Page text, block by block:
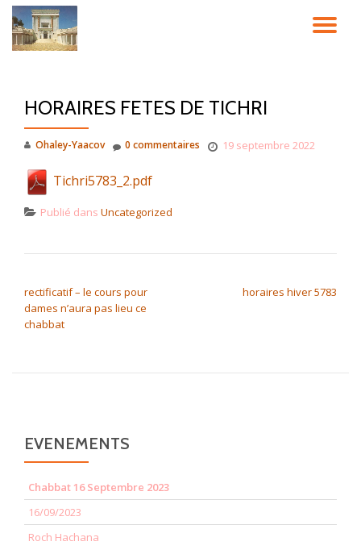
Aller
HORAIRES FETES DE TICHRI
Ohaley-Yaacov 19 septembre 2022
0 commentaires
Tichri5783_2.pdf
Publié dans Uncategorized
rectificatif – le cours pour
dames n’aura pas lieu ce
chabbat
horaires hiver 5783
EVENEMENTS
Chabbat 16 Septembre 2023
16/09/2023
Roch Hachana